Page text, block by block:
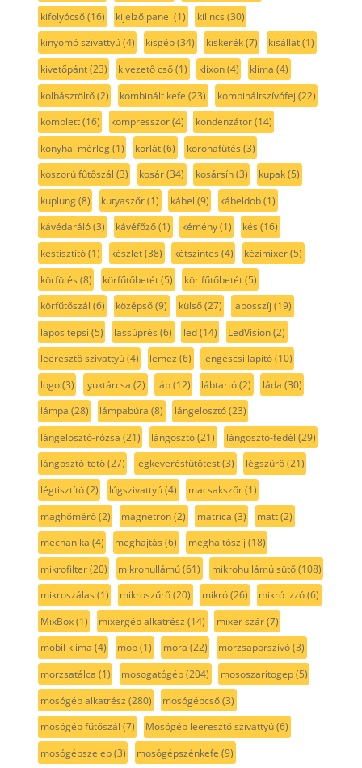
kifolyócső(16) kijelző panel (1) kilincs (30)
kinyomó szivattyú(4) kisgép(34) kiskerék(7) kisállat(1)
kivetőpánt(23) kivezető cső(1) klixon(4) klíma (4)
kolbásztöltő(2) kombinált kefe (23) kombináltszívófej (22)
komplett(16) kompresszor(4) kondenzátor(14)
konyhai mérleg(1) korlát(6) koronafűtés (3)
koszorú fűtőszál (3) kosár(34) kosársín(3) kupak(5)
kuplung(8) kutyaszőr(1) kábel (9) kábeldob(1)
kávédaráló(3) kávéfőző(1) kémény(1) kés (16)
késtisztító(1) készlet(38) kétszintes (4) kézimixer(5)
körfütés (8) körfűtőbetét(5) kör fűtőbetét(5)
körfűtőszál (6) középső(9) külső(27) laposszíj (19)
lapos tepsi (5) lassúprés (6) led(14) LedVision(2)
leeresztő szivattyú(4) lemez (6) lengéscsillapító(10)
logo(3) lyuktárcsa (2) láb(12) lábtartó(2) láda (30)
lámpa (28) lámpabúra (8) lángelosztó(23)
lángelosztó-rózsa (21) lángosztó(21) lángosztó-fedél (29)
lángosztó-tető(27) légkeverésfűtőtest(3) légszűrő(21)
légtisztító(2) lúgszivattyú(4) macsakszőr(1)
maghőmérő(2) magnetron(2) matrica (3) matt(2)
mechanika (4) meghajtás (6) meghajtószíj (18)
mikrofilter(20) mikrohullámú(61) mikrohullámú sütő(108)
mikroszálas (1) mikroszűrő(20) mikró(26) mikró izzó(6)
MixBox(1) mixergép alkatrész (14) mixer szár(7)
mobil klíma (4) mop(1) mora (22) morzsaporszívó(3)
morzsatálca (1) mosogatógép(204) mososzaritogep(5)
mosógép alkatrész (280) mosógépcső(3)
mosógép fűtőszál (7) Mosógép leeresztő szivattyú(6)
mosógépszelep(3) mosógépszénkefe (9)